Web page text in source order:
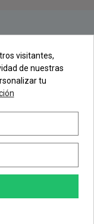
visitantes,
de nuestras
tu